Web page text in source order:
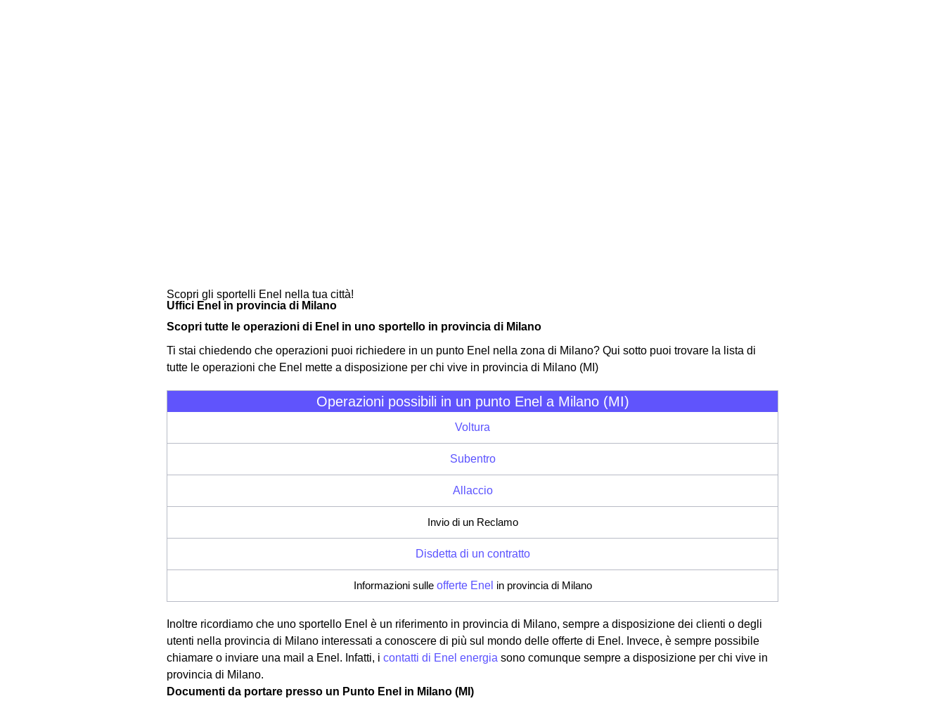
Scopri gli sportelli Enel nella tua città!
Uffici Enel in provincia di Milano
Scopri tutte le operazioni di Enel in uno sportello in provincia di Milano
Ti stai chiedendo che operazioni puoi richiedere in un punto Enel nella zona di Milano? Qui sotto puoi trovare la lista di
tutte le operazioni che Enel mette a disposizione per chi vive in provincia di Milano (MI)
Operazioni possibili in un punto Enel a Milano (MI)
Voltura
Subentro
Allaccio
Invio di un Reclamo
Disdetta di un contratto
Informazioni sulle offerte Enel in provincia di Milano
Inoltre ricordiamo che uno sportello Enel è un riferimento in provincia di Milano, sempre a disposizione dei clienti o degli
utenti nella provincia di Milano interessati a conoscere di più sul mondo delle offerte di Enel. Invece, è sempre possibile
chiamare o inviare una mail a Enel. Infatti, i contatti di Enel energia sono comunque sempre a disposizione per chi vive in
provincia di Milano.
Documenti da portare presso un Punto Enel in Milano (MI)